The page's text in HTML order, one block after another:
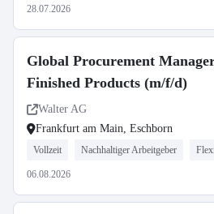
28.07.2026
Global Procurement
Finished Products (m/f/d)
Walter AG
Frankfurt am Main, Eschborn
Vollzeit Nachhaltiger Arbeitgeber
06.08.2026